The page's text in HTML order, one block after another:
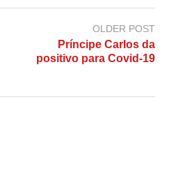
OLDER POST
Príncipe Carlos da
positivo para Covid-19